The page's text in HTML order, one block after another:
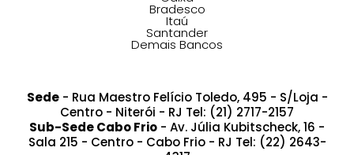
Bradesco
Itaú
Santander
Demais Bancos
Sede- Rua Maestro Felício Toledo, 495 - S/Loja -
Centro - Niterói - RJ Tel: (21) 2717-2157
Sub-Sede Cabo Frio - Av. Júlia Kubitscheck, 16 -
Sala 215 - Centro - Cabo Frio - RJ Tel: (22) 2643-